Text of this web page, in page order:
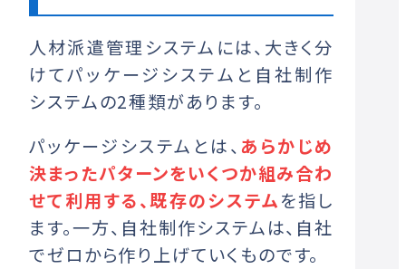
人材派遣管理システムには、大きく分
けてパッケージシステムと自社制作
システムの2種類があります。
パッケージシステムとは、あらかじめ
決まったパターンをいくつか組み合わ
せて利用する、既存のシステムを指し
ます。一方、自社制作システムは、自社
でゼロから作り上げていくものです。